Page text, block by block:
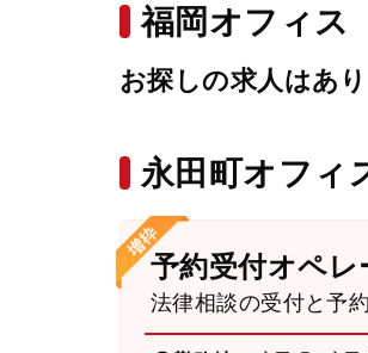
福岡オフィス
お探しの求人はあり
永田町オフィ
予約受付オペレ
法律相談の受付と予